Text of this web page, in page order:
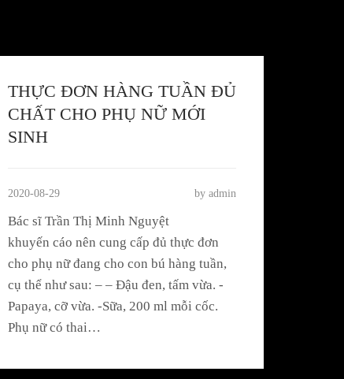
THỰC ĐƠN HÀNG TUẦN ĐỦ
CHẤT CHO PHỤ NỮ MỚI
SINH
2020-08-29 by admin
Bác sĩ Trần Thị Minh Nguyệt
khuyến cáo nên cung cấp đủ thực đơn
cho phụ nữ đang cho con bú hàng tuần,
cụ thể như sau: – – Đậu đen, tấm vừa. -
Papaya, cỡ vừa. -Sữa, 200 ml mỗi cốc.
Phụ nữ có thai…